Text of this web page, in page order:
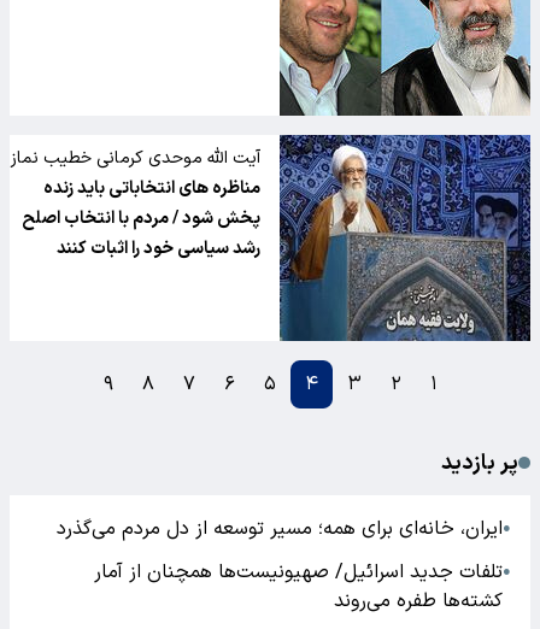
آیت الله موحدی کرمانی خطیب نماز
جمعه:
مناظره های انتخاباتی باید زنده
پخش شود / مردم با انتخاب اصلح
رشد سیاسی خود را اثبات کنند
۱ ۲ ۳ ۴ ۵ ۶ ۷ ۸ ۹
پر بازدید
●ایران، خانه‌ای برای همه؛ مسیر توسعه از دل مردم می‌گذرد
●تلفات جدید اسرائیل/ صهیونیست‌ها همچنان از آمار
کشته‌ها طفره می‌روند